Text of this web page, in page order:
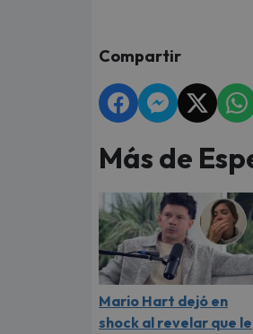
Compartir
Más de
Mario Hart dejó en
shock al revelar que le